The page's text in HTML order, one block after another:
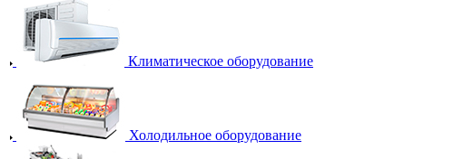
Климатическое оборудование
Холодильное оборудование